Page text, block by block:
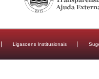
Ligasoens Institusionais